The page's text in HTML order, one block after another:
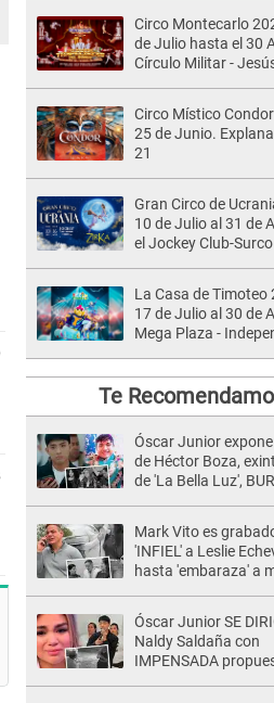
Circo Montecarlo
de Julio hasta el 30
Círculo Militar -
Circo Místico Condor
25 de Junio.
21
Gran Circo de
10 de Julio al 31 de
el Jockey Club-Surco
La Casa de Timoteo
17 de Julio al 30 de
Mega Plaza -
Te
Óscar Junior expone
de Héctor Boza,
de 'La Bella Luz',
Mark Vito es
'INFIEL' a Leslie
hasta 'embaraza' a
desgraciado! "
Óscar Junior SE
Naldy Saldaña con
IMPENSADA